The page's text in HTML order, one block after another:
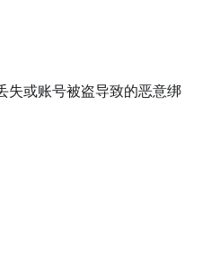
失或账号被盗导致的恶意绑